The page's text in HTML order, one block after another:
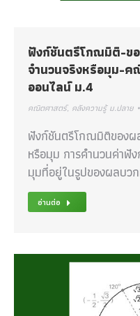
ฟังก์ชันตรีโกณมิติ-ข
จำนวนจริงหรือมุม-
ออนไลน์ ม.4
คณิตศาสตร์, คลังความรู้ ม.ปลาย
ฟังก์ชันตรีโกณมิติของผ
หรือมุม การคำนวนค่าฟั
มุมที่อยู่ในรูปของผลบ
อ่านต่อ